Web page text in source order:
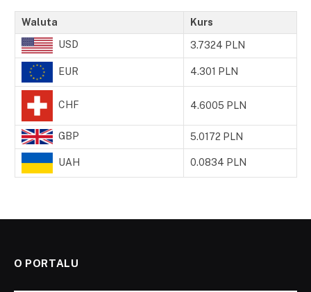
Waluta Kurs
USD 3.7324 PLN
EUR 4.301 PLN
CHF 4.6005 PLN
GBP 5.0172 PLN
UAH 0.0834 PLN
O PORTALU